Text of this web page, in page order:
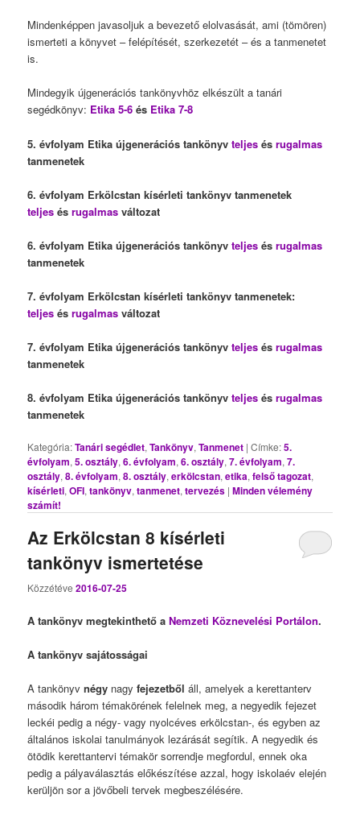
Mindenképpen javasoljuk a bevezető elolvasását, ami (tömören)
ismerteti a könyvet – felépítését, szerkezetét – és a tanmenetet
is.
Mindegyik újgenerációs tankönyvhöz elkészült a tanári
segédkönyv: Etika 5-6 és Etika 7-8
5. évfolyam Etika újgenerációs tankönyvteljes ésrugalmas
tanmenetek
6. évfolyam Erkölcstan kísérleti tankönyv tanmenetek
teljes ésrugalmas változat
6. évfolyam Etika újgenerációs tankönyvteljes ésrugalmas
tanmenetek
7. évfolyam Erkölcstan kísérleti tankönyv tanmenetek:
teljes ésrugalmas változat
7. évfolyam Etika újgenerációs tankönyvteljes ésrugalmas
tanmenetek
8. évfolyam Etika újgenerációs tankönyvteljes ésrugalmas
tanmenetek
Kategória:Tanári segédlet,Tankönyv,Tanmenet |Címke:5.
évfolyam,5. osztály,6. évfolyam,6. osztály,7. évfolyam,7.
osztály,8. évfolyam,8. osztály,erkölcstan,etika,felső tagozat,
kísérleti,OFI,tankönyv,tanmenet,tervezés |Minden vélemény
számít!
Az Erkölcstan 8 kísérleti
tankönyv ismertetése
Közzétéve2016-07-25
A tankönyv megtekinthető aNemzeti Köznevelési Portálon.
A tankönyv sajátosságai
A tankönyvnégy nagyfejezetből áll, amelyek a kerettanterv
második három témakörének felelnek meg, a negyedik fejezet
leckéi pedig a négy- vagy nyolcéves erkölcstan-, és egyben az
általános iskolai tanulmányok lezárását segítik. A negyedik és
ötödik kerettantervi témakör sorrendje megfordul, ennek oka
pedig a pályaválasztás előkészítése azzal, hogy iskolaév elején
kerüljön sor a jövőbeli tervek megbeszélésére.